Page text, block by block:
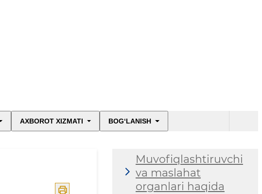
AXBOROT XIZMATI BOG‘LANISH
Muvofiqlashtiruvchi
va maslahat
organlari haqida